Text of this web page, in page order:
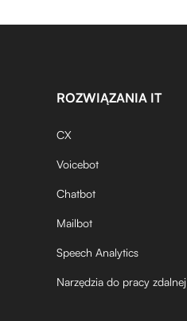
ROZWIĄZANIA IT
CX
Voicebot
Chatbot
Mailbot
Speech Analytics
Narzędzia do pracy zdalnej